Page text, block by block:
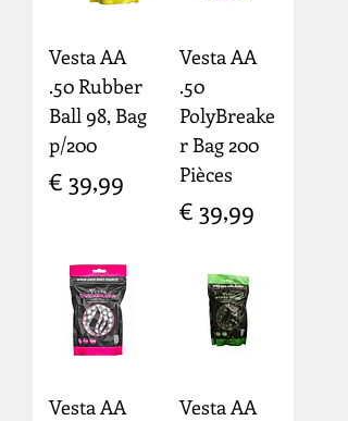
Vesta AA
.50 Rubber
Ball 98, Bag
p/200
Prijs
€ 39,99
Vesta AA
.50
PolyBreake
r Bag 200
Pièces
Prijs
€ 39,99
Vesta AA
Vesta AA